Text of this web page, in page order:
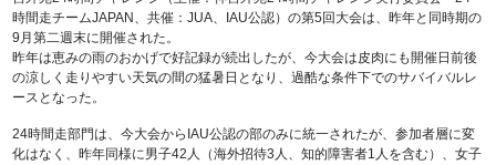
時間走チームJAPAN、共催：JUA、IAU公認）の第5回大会は、昨年と同時期の
9月第二週末に開催された。
昨年は恵みの雨のおかげで好記録が続出したが、今大会は皮肉にも開催日前後
の涼しく走りやすい天気の間の猛暑日となり、過酷な条件下でのサバイバルレ
ースとなった。
24時間走部門は、今大会からIAU公認の部のみに統一されたが、参加者層に変
化はなく、昨年同様に男子42人（海外招待3人、知的障害者1人を含む）、女子